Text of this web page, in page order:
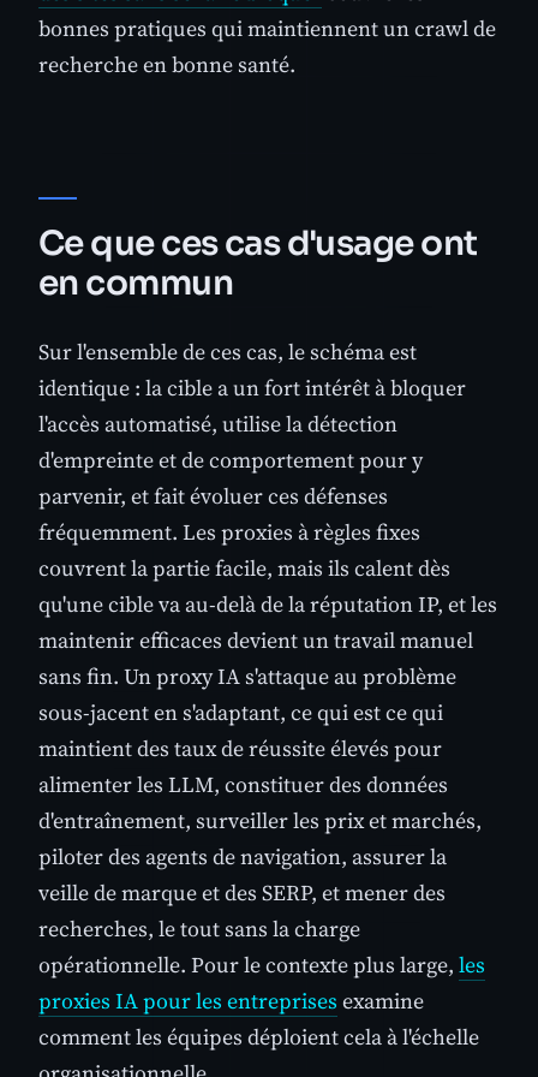
bonnes pratiques qui maintiennent un crawl de
recherche en bonne santé.
Ce que ces cas d'usage ont
en commun
Sur l'ensemble de ces cas, le schéma est
identique : la cible a un fort intérêt à bloquer
l'accès automatisé, utilise la détection
d'empreinte et de comportement pour y
parvenir, et fait évoluer ces défenses
fréquemment. Les proxies à règles fixes
couvrent la partie facile, mais ils calent dès
qu'une cible va au-delà de la réputation IP, et les
maintenir efficaces devient un travail manuel
sans fin. Un proxy IA s'attaque au problème
sous-jacent en s'adaptant, ce qui est ce qui
maintient des taux de réussite élevés pour
alimenter les LLM, constituer des données
d'entraînement, surveiller les prix et marchés,
piloter des agents de navigation, assurer la
veille de marque et des SERP, et mener des
recherches, le tout sans la charge
opérationnelle. Pour le contexte plus large, les
proxies IA pour les entreprises examine
comment les équipes déploient cela à l'échelle